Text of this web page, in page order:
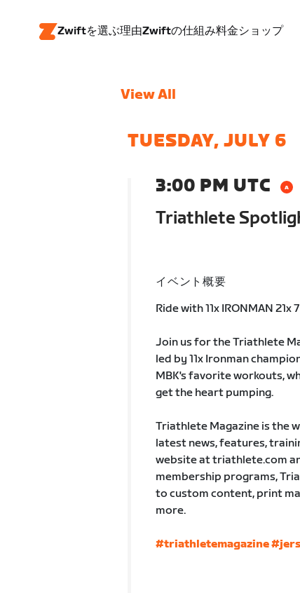
Zwiftを選ぶ理由Zwiftの仕組み料金ショップ
View All
TUESDAY, JULY 6
3:00 PM UTC
Triathlete
イベント概要
Ride with 11x IRONMAN
Join us for the Triathlete
led by 11x Ironman
MBK's favorite workouts,
get the heart pumping.
Triathlete Magazine is the
latest news, features,
website at triathlete.com
membership programs,
to custom content, print
more.
#triathletemagazine